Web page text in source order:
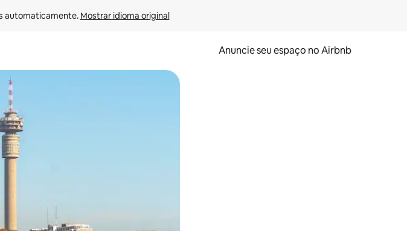
automaticamente. Mostrar idioma original
Anuncie seu espaço no Airbnb